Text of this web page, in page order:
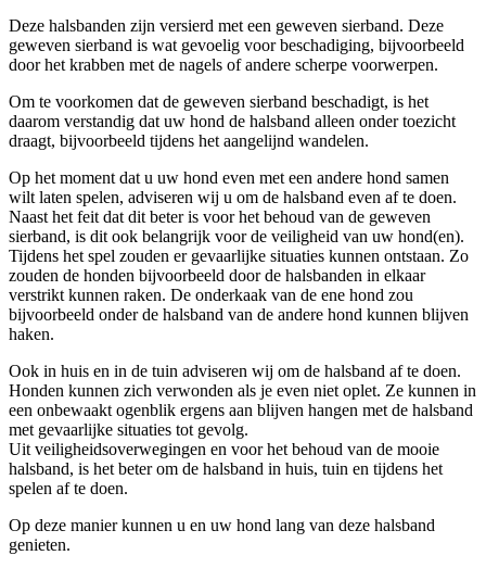
Deze halsbanden zijn versierd met een geweven sierband. Deze
geweven sierband is wat gevoelig voor beschadiging, bijvoorbeeld
door het krabben met de nagels of andere scherpe voorwerpen.
Om te voorkomen dat de geweven sierband beschadigt, is het
daarom verstandig dat uw hond de halsband alleen onder toezicht
draagt, bijvoorbeeld tijdens het aangelijnd wandelen.
Op het moment dat u uw hond even met een andere hond samen
wilt laten spelen, adviseren wij u om de halsband even af te doen.
Naast het feit dat dit beter is voor het behoud van de geweven
sierband, is dit ook belangrijk voor de veiligheid van uw hond(en).
Tijdens het spel zouden er gevaarlijke situaties kunnen ontstaan. Zo
zouden de honden bijvoorbeeld door de halsbanden in elkaar
verstrikt kunnen raken. De onderkaak van de ene hond zou
bijvoorbeeld onder de halsband van de andere hond kunnen blijven
haken.
Ook in huis en in de tuin adviseren wij om de halsband af te doen.
Honden kunnen zich verwonden als je even niet oplet. Ze kunnen in
een onbewaakt ogenblik ergens aan blijven hangen met de halsband
met gevaarlijke situaties tot gevolg.
Uit veiligheidsoverwegingen en voor het behoud van de mooie
halsband, is het beter om de halsband in huis, tuin en tijdens het
spelen af te doen.
Op deze manier kunnen u en uw hond lang van deze halsband
genieten.